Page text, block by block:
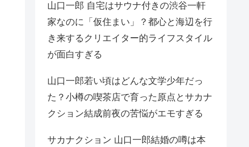
山口一郎 自宅はサウナ付きの渋谷一軒
家なのに「仮住まい」？都心と海辺を行
き来するクリエイター的ライフスタイル
が面白すぎる
山口一郎若い頃はどんな文学少年だっ
た？小樽の喫茶店で育った原点とサカナ
クション結成前夜の苦悩がエモすぎる
サカナクション 山口一郎結婚の噂は本